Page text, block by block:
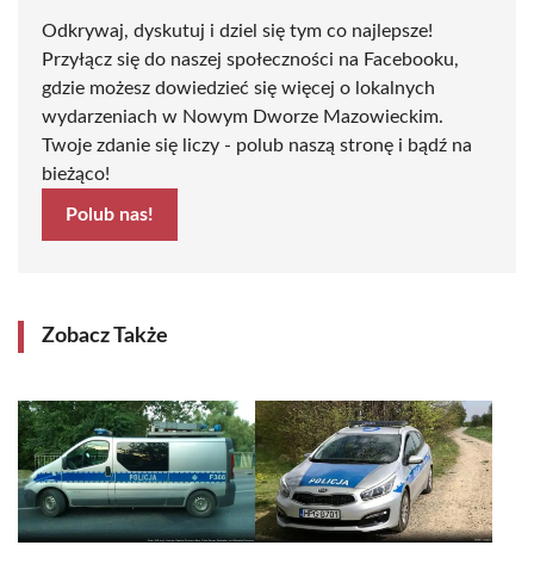
Odkrywaj, dyskutuj i dziel się tym co najlepsze!
Przyłącz się do naszej społeczności na Facebooku,
gdzie możesz dowiedzieć się więcej o lokalnych
wydarzeniach w Nowym Dworze Mazowieckim.
Twoje zdanie się liczy - polub naszą stronę i bądź na
bieżąco!
Polub nas!
Zobacz Także